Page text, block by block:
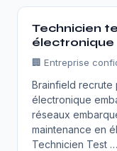
Technicien
électronique
🏢 Entreprise
Brainfield recrute
électronique
réseaux
maintenance en
Technicien Test …